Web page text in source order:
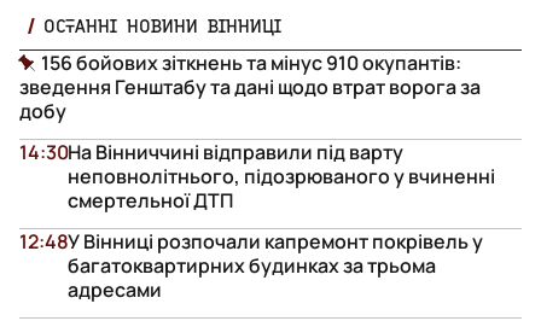
ОСТАННІ НОВИНИ ВІННИЦІ
156 бойових зіткнень та мінус 910 окупантів:
зведення Генштабу та дані щодо втрат ворога за
добу
На Вінниччині відправили під варту
неповнолітнього, підозрюваного у вчиненні
смертельної ДТП
14:30
У Вінниці розпочали капремонт покрівель у
багатоквартирних будинках за трьома
адресами
12:48